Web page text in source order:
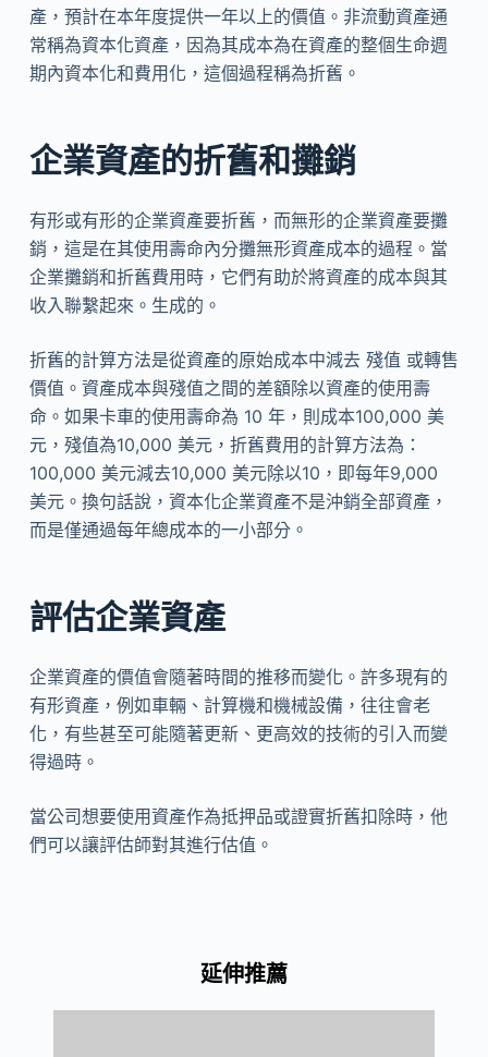
產，預計在本年度提供一年以上的價值。非流動資產通
常稱為資本化資產，因為其成本為在資產的整個生命週
期內資本化和費用化，這個過程稱為折舊。
企業資產的折舊和攤銷
有形或有形的企業資產要折舊，而無形的企業資產要攤
銷，這是在其使用壽命內分攤無形資產成本的過程。當
企業攤銷和折舊費用時，它們有助於將資產的成本與其
收入聯繫起來。生成的。
折舊的計算方法是從資產的原始成本中減去 殘值 或轉售
價值。資產成本與殘值之間的差額除以資產的使用壽
命。如果卡車的使用壽命為 10 年，則成本100,000 美
元，殘值為10,000 美元，折舊費用的計算方法為：
100,000 美元減去10,000 美元除以10，即每年9,000
美元。換句話說，資本化企業資產不是沖銷全部資產，
而是僅通過每年總成本的一小部分。
評估企業資產
企業資產的價值會隨著時間的推移而變化。許多現有的
有形資產，例如車輛、計算機和機械設備，往往會老
化，有些甚至可能隨著更新、更高效的技術的引入而變
得過時。
當公司想要使用資產作為抵押品或證實折舊扣除時，他
們可以讓評估師對其進行估值。
延伸推薦